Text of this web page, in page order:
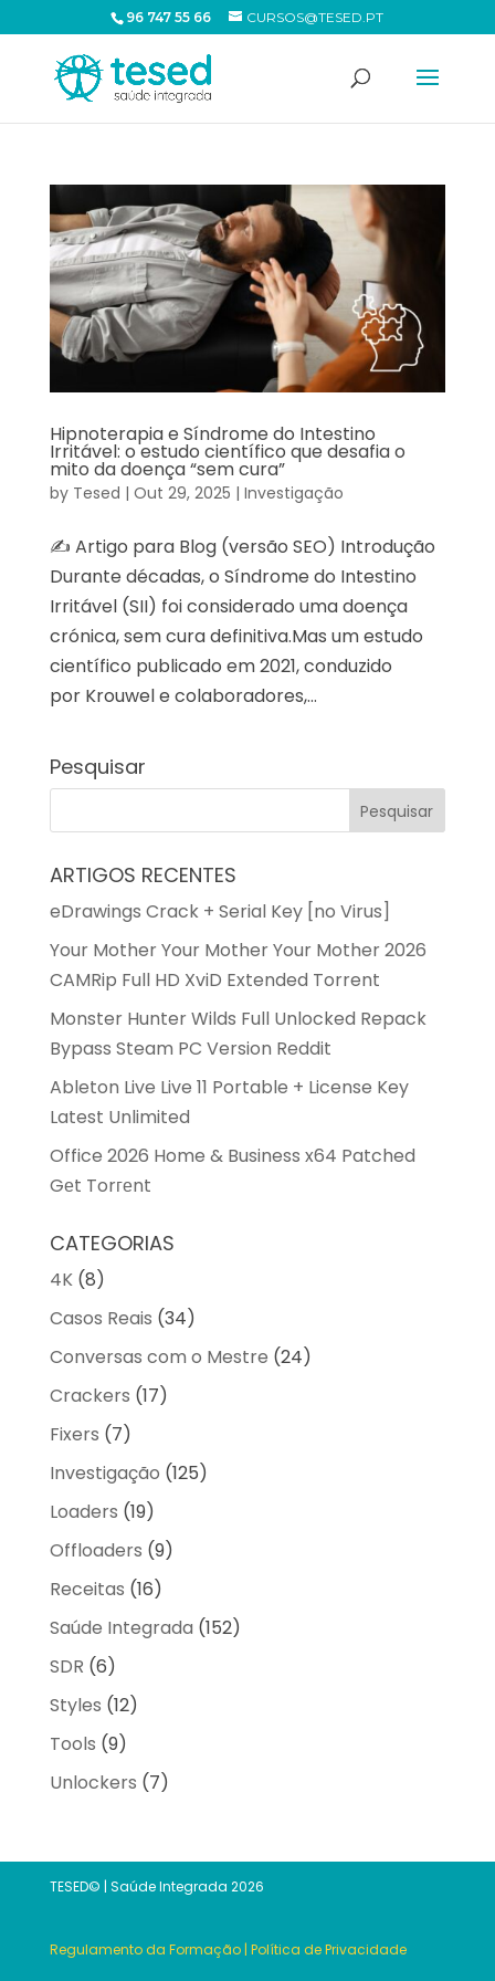
96 747 55 66 CURSOS@TESED.PT
Hipnoterapia e Síndrome do Intestino
Irritável: o estudo científico que desafia o
mito da doença “sem cura”
by Tesed | Out 29, 2025 | Investigação
✍️ Artigo para Blog (versão SEO) Introdução
Durante décadas, o Síndrome do Intestino
Irritável (SII) foi considerado uma doença
crónica, sem cura definitiva.Mas um estudo
científico publicado em 2021, conduzido
por Krouwel e colaboradores,...
Pesquisar
ARTIGOS RECENTES
eDrawings Crack + Serial Key [no Virus]
Your Mother Your Mother Your Mother 2026
CAMRip Full HD XviD Extended Torrent
Monster Hunter Wilds Full Unlocked Repack
Bypass Steam PC Version Reddit
Ableton Live Live 11 Portable + License Key
Latest Unlimited
Office 2026 Home & Business x64 Patched
Gеt Torгеnt
CATEGORIAS
4K(8)
Casos Reais (34)
Conversas com o Mestre (24)
Crackers (17)
Fixers (7)
Investigação (125)
Loaders (19)
Offloaders (9)
Receitas (16)
Saúde Integrada (152)
SDR (6)
Styles (12)
Tools (9)
Unlockers (7)
TESED© | Saúde Integrada 2026
Regulamento da Formação| Política de Privacidade